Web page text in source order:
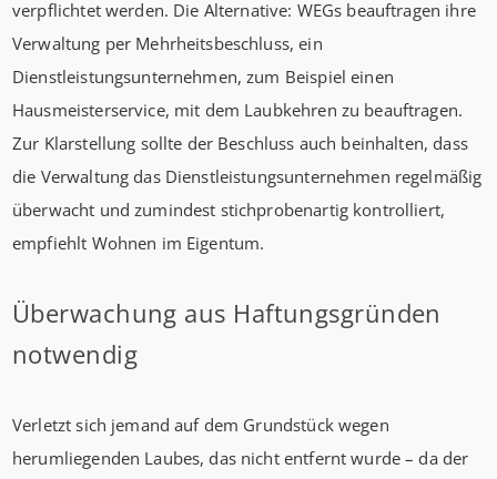
verpflichtet werden. Die Alternative: WEGs beauftragen ihre
Verwaltung per Mehrheitsbeschluss, ein
Dienstleistungsunternehmen, zum Beispiel einen
Hausmeisterservice, mit dem Laubkehren zu beauftragen.
Zur Klarstellung sollte der Beschluss auch beinhalten, dass
die Verwaltung das Dienstleistungsunternehmen regelmäßig
überwacht und zumindest stichprobenartig kontrolliert,
empfiehlt Wohnen im Eigentum.
Überwachung aus Haftungsgründen
notwendig
Verletzt sich jemand auf dem Grundstück wegen
herumliegenden Laubes, das nicht entfernt wurde – da der